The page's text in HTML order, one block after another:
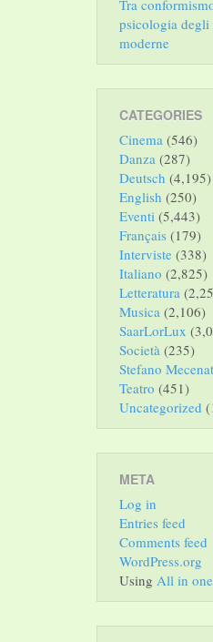
Tra
psicologia
moderne
CATEGORIES
Cinema (546)
Danza (287)
Deutsch (4,195)
English (250)
Eventi (5,443)
Français (179)
Interviste (338)
Italiano (2,825)
Letteratura
Musica (2,106)
SaarLorLux
Società (235)
Stefano
Teatro (451)
Uncategorized
META
Log in
Entries feed
Comments feed
WordPress.org
Using All in